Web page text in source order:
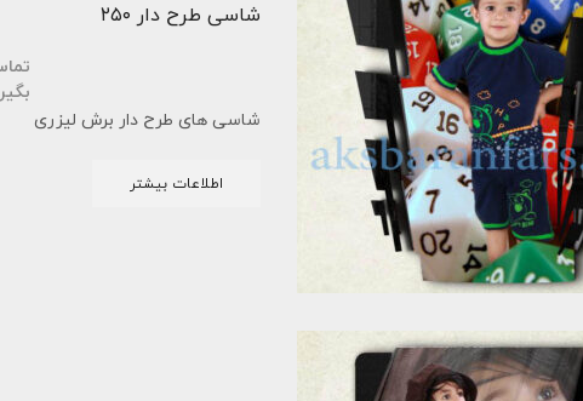
شاسی طرح دار ۲۵۰
شاسی های طرح دار برش لیزری
اطلاعات بیشتر